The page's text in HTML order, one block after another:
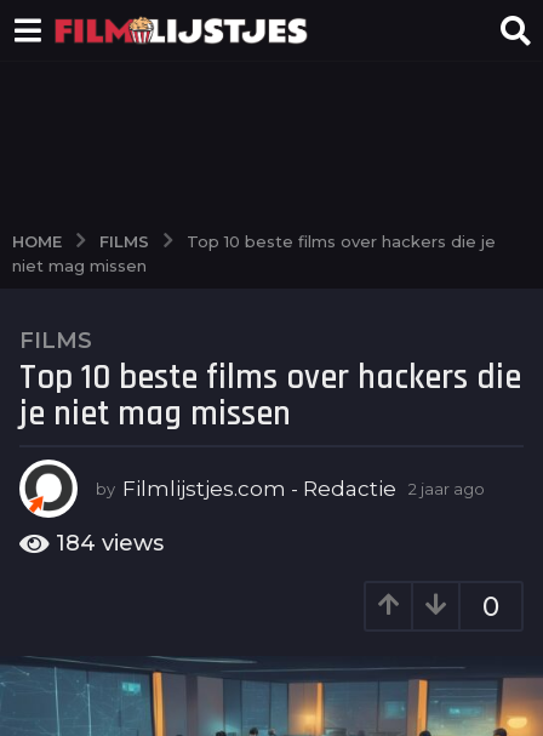
HOME FILMS
Top 10 beste films over hackers die je
niet mag missen
2
j
a
a
a
g
o
a
FILMS
Top 10 beste films over hackers die
je niet mag missen
by Filmlijstjes.com - Redactie 2 jaar ago
a
184 views
0